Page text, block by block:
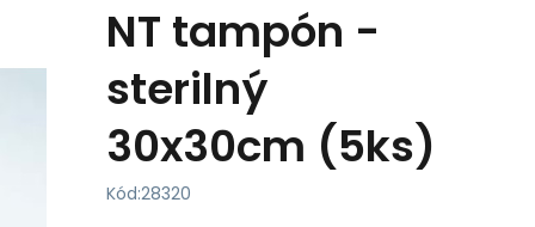
NT tampón -
sterilný
30x30cm (5ks)
Kód:28320